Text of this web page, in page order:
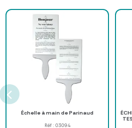
Échelle à main de Parinaud
Réf : 03094